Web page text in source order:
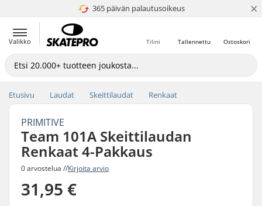
365 päivän palautusoikeus
4.8 / 5 ×
Valikko Ostoskori
Tallennettu
Tilini
Etusivu Laudat Skeittilaudat Renkaat
PRIMITIVE
Team 101A Skeittilaudan
Renkaat 4-Pakkaus
0 arvostelua //Kirjoita arvio
31,95 €